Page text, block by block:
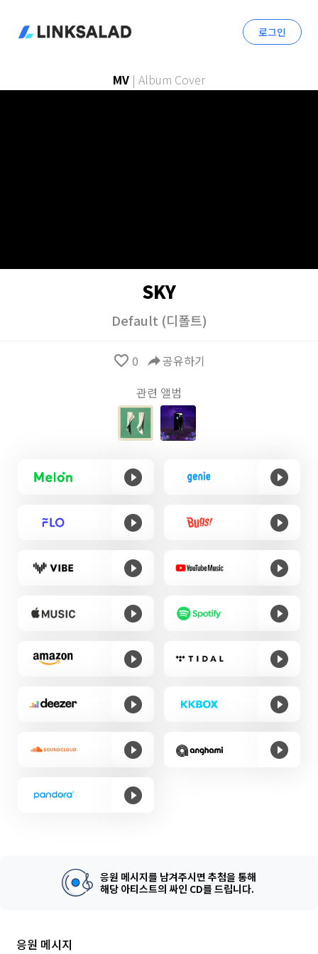
로그인
MV | Album Cover
SKY
Default (디폴트)
favorite_border 0 reply공유하기
관련 앨범
응원 메시지를 남겨주시면 추첨을 통해
해당 아티스트의 싸인 CD를 드립니다.
응원 메시지